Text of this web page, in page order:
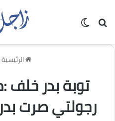
بحث عن
الرئيسية
توبة بدر خلف
رجولتي صرت